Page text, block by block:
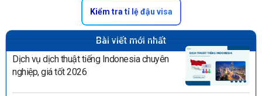
Kiểm tra tỉ lệ đậu visa
Bài viết mới nhất
Dịch vụ dịch thuật tiếng Indonesia chuyên
nghiệp, giá tốt 2026